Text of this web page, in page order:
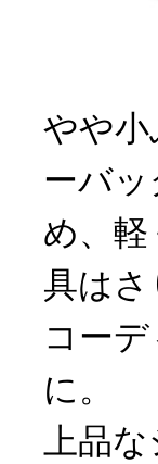
やや
ーバ
め、
具は
コー
に。
上品